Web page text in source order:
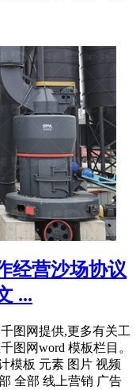
经营沙场协议
...
图网提供,更多有关工
图网word 模板栏目。
模板 元素 图片 视频
全部 线上营销 广告